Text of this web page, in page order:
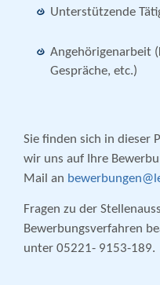
Unterstützende
Angehörigenarbeit
Gespräche, etc.)
Sie finden sich in dieser
wir uns auf Ihre
Mail an
Fragen zu der
Bewerbungsverfahren
unter 05221- 9153-189.